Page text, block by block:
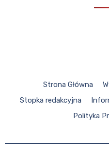
Strona Główna
Stopka redakcyjna
Polityka